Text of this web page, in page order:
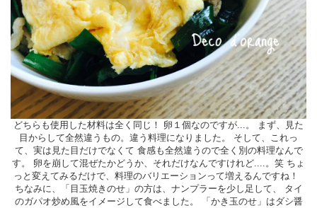
どちらも使用した材料は全く同じ！ 卵１個なのですが...。 まず、見た
目からして全然違うもの。違う料理になりました。 そして、これっ
て、実は見た目だけでなくて 食感も全然違うので全く別の料理なんで
す。 卵を崩して混ぜたかどうか、それだけなんですけれど....。笑 ちょ
っと変えてみるだけで、料理のバリエーションって増えるんですね！
ちなみに、「目玉焼きのせ」の方は、ナンプラーを少し足して、 タイ
のガパオ炒め風をイメージして食べました。 「かき玉のせ」はダシ醤